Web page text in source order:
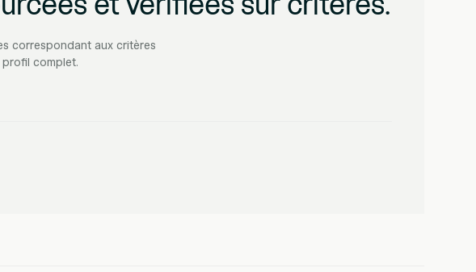
correspondant aux critères
profil complet.